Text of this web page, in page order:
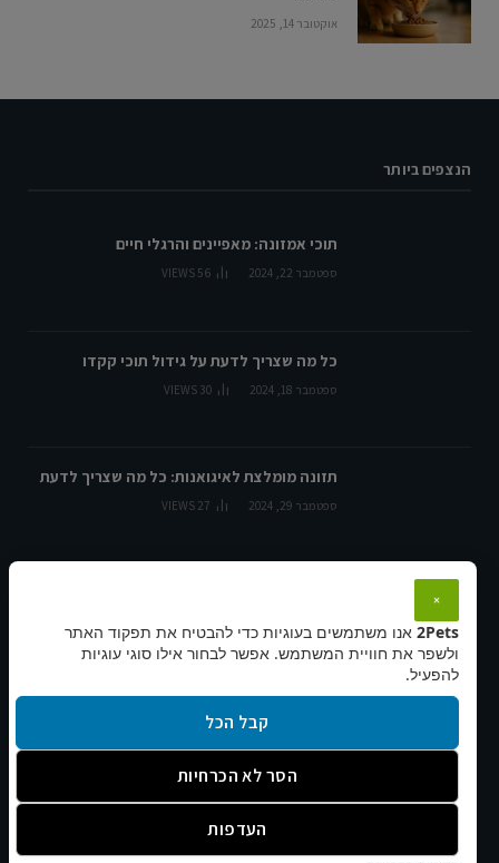
אוקטובר 14, 2025
הנצפים ביותר
תוכי אמזונה: מאפיינים והרגלי חיים
ספטמבר 22, 2024 56
VIEWS
כל מה שצריך לדעת על גידול תוכי קקדו
ספטמבר 18, 2024 30
VIEWS
תזונה מומלצת לאיגואנות: כל מה שצריך לדעת
ספטמבר 29, 2024 27
VIEWS
בחירות העורך
הכירו את הגזע: קורגי
הכירו את הגזע: בוקסר
×
2Pets אנו משתמשים בעוגיות כדי להבטיח את תפקוד האתר
ולשפר את חוויית המשתמש. אפשר לבחור אילו סוגי עוגיות
להפעיל.
קבל הכל
הסר לא הכרחיות
העדפות